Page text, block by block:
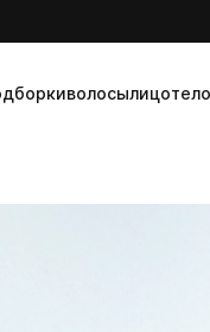
волосылицотело